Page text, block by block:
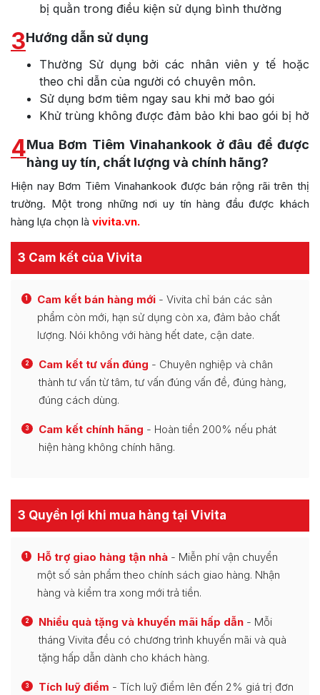
bị quằn trong điều kiện sử dụng bình thường
3Hướng dẫn sử dụng
Thường Sử dụng bởi các nhân viên y tế hoặc
theo chỉ dẫn của người có chuyên môn.
Sử dụng bơm tiêm ngay sau khi mở bao gói
Khử trùng không được đảm bảo khi bao gói bị hở
4Mua Bơm Tiêm Vinahankook ở đâu để được
hàng uy tín, chất lượng và chính hãng?
Hiện nay Bơm Tiêm Vinahankook được bán rộng rãi trên thị
trường. Một trong những nơi uy tín hàng đầu được khách
hàng lựa chọn là vivita.vn.
3 Cam kết của Vivita
1 Cam kết bán hàng mới - Vivita chỉ bán các sản
phẩm còn mới, hạn sử dụng còn xa, đảm bảo chất
lượng. Nói không với hàng hết date, cận date.
2 Cam kết tư vấn đúng - Chuyên nghiệp và chân
thành tư vấn từ tâm, tư vấn đúng vấn đề, đúng hàng,
đúng cách dùng.
3 Cam kết chính hãng - Hoàn tiền 200% nếu phát
hiện hàng không chính hãng.
3 Quyền lợi khi mua hàng tại Vivita
1 Hỗ trợ giao hàng tận nhà - Miễn phí vận chuyển
một số sản phẩm theo chính sách giao hàng. Nhận
hàng và kiểm tra xong mới trả tiền.
2 Nhiều quà tặng và khuyến mãi hấp dẫn - Mỗi
tháng Vivita đều có chương trình khuyến mãi và quà
tặng hấp dẫn dành cho khách hàng.
3 Tích luỹ điểm - Tích luỹ điểm lên đến 2% giá trị đơn